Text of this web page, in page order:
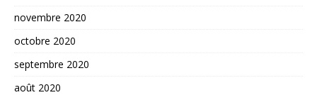
novembre 2020
octobre 2020
septembre 2020
août 2020